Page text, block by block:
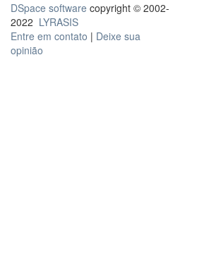
DSpace software copyright © 2002-
2022 LYRASIS
Entre em contato | Deixe sua
opinião